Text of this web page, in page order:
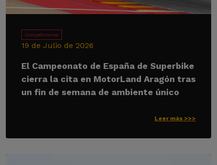
Competiciones
19 de Julio de 2026
El Campeonato de España de Superbike
cierra la cita en MotorLand Aragón tras
un fin de semana de ambiente único
Leer más >>>